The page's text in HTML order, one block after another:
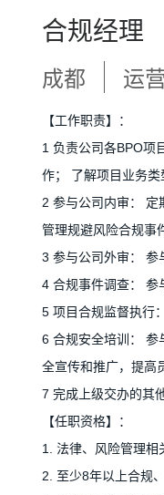
合规经理
成都 运
【工作职责】：
1 负责公司各BPO项
作； 了解项目业务类
2 参与公司内审： 定
管理规避风险合规事
3 参与公司外审： 参
4 合规事件调查： 参
5 项目合规监督执行
6 合规安全培训： 参
全宣传和推广，提高
7 完成上级交办的其
【任职资格】：
1. 法律、风险管理相
2. 至少8年以上合规